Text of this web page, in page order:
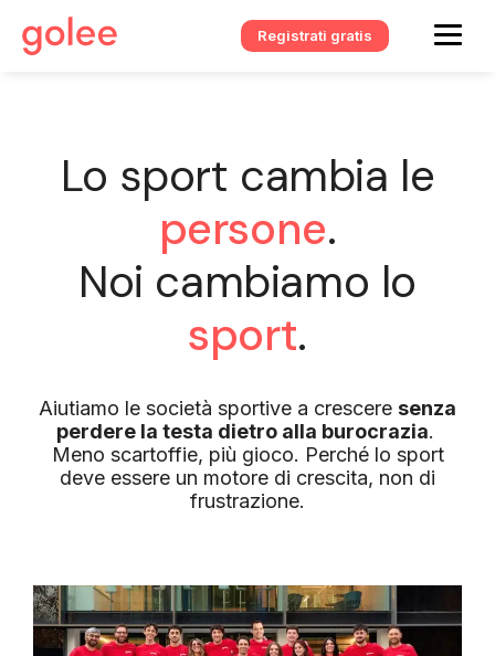
Registrati gratis
Lo sport cambia le
persone.
Noi cambiamo lo
sport.
Aiutiamo le società sportive a crescere senza
perdere la testa dietro alla burocrazia.
Meno scartoffie, più gioco. Perché lo sport
deve essere un motore di crescita, non di
frustrazione.